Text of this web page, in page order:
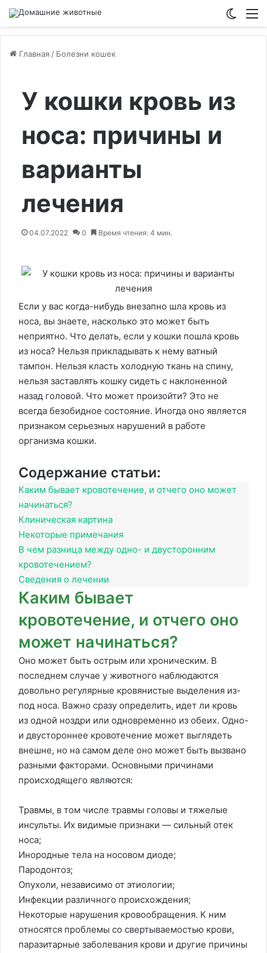
Главная / Болезни кошек
У кошки кровь из
носа: причины и
варианты
лечения
04.07.2022 0 Время чтения: 4 мин.
Если у вас когда-нибудь внезапно шла кровь из
носа, вы знаете, насколько это может быть
неприятно. Что делать, если у кошки пошла кровь
из носа? Нельзя прикладывать к нему ватный
тампон. Нельзя класть холодную ткань на спину,
нельзя заставлять кошку сидеть с наклоненной
назад головой. Что может произойти? Это не
всегда безобидное состояние. Иногда оно является
признаком серьезных нарушений в работе
организма кошки.
Содержание статьи:
Каким бывает кровотечение, и отчего оно может
начинаться?
Клиническая картина
Некоторые примечания
В чем разница между одно- и двусторонним
кровотечением?
Сведения о лечении
Каким бывает
кровотечение, и отчего оно
может начинаться?
Оно может быть острым или хроническим. В
последнем случае у животного наблюдаются
довольно регулярные кровянистые выделения из-
под носа. Важно сразу определить, идет ли кровь
из одной ноздри или одновременно из обеих. Одно-
и двустороннее кровотечение может выглядеть
внешне, но на самом деле оно может быть вызвано
разными факторами. Основными причинами
происходящего являются:
Травмы, в том числе травмы головы и тяжелые
инсульты. Их видимые признаки — сильный отек
носа;
Инородные тела на носовом диоде;
Пародонтоз;
Опухоли, независимо от этиологии;
Инфекции различного происхождения;
Некоторые нарушения кровообращения. К ним
относятся проблемы со свертываемостью крови,
паразитарные заболевания крови и другие причины